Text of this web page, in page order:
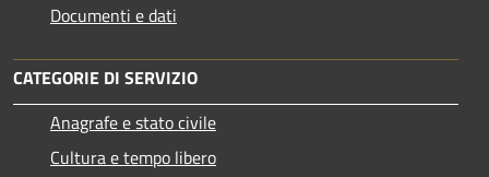
Documenti e dati
CATEGORIE DI SERVIZIO
Anagrafe e stato civile
Cultura e tempo libero